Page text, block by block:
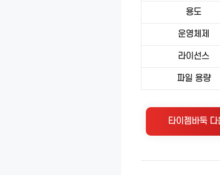
용도
운영체제
라이선스
파일 용량
타이젬바둑